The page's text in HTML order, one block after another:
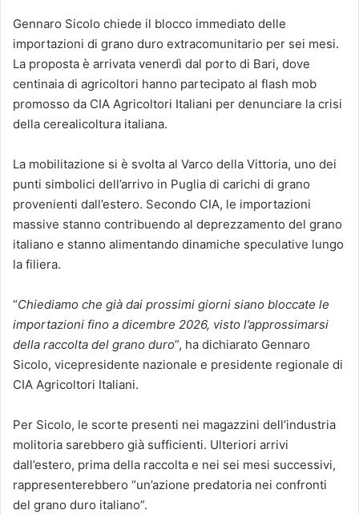
Gennaro Sicolo chiede il blocco immediato delle
importazioni di grano duro extracomunitario per sei mesi.
La proposta è arrivata venerdì dal porto di Bari, dove
centinaia di agricoltori hanno partecipato al flash mob
promosso da CIA Agricoltori Italiani per denunciare la crisi
della cerealicoltura italiana.
La mobilitazione si è svolta al Varco della Vittoria, uno dei
punti simbolici dell’arrivo in Puglia di carichi di grano
provenienti dall’estero. Secondo CIA, le importazioni
massive stanno contribuendo al deprezzamento del grano
italiano e stanno alimentando dinamiche speculative lungo
la filiera.
“Chiediamo che già dai prossimi giorni siano bloccate le
importazioni fino a dicembre 2026, visto l’approssimarsi
della raccolta del grano duro”, ha dichiarato Gennaro
Sicolo, vicepresidente nazionale e presidente regionale di
CIA Agricoltori Italiani.
Per Sicolo, le scorte presenti nei magazzini dell’industria
molitoria sarebbero già sufficienti. Ulteriori arrivi
dall’estero, prima della raccolta e nei sei mesi successivi,
rappresenterebbero “un’azione predatoria nei confronti
del grano duro italiano”.